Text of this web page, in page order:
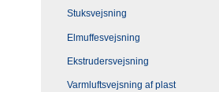
Stuksvejsning
Elmuffesvejsning
Ekstrudersvejsning
Varmluftsvejsning af plast